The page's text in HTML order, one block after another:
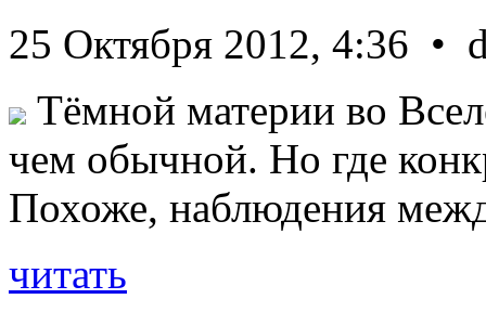
25 Октября 2012, 4:36 •
Тёмной материи во
чем обычной. Но где
Похоже, наблюдения
читать